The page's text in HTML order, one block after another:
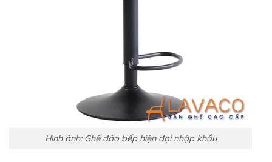
Hình ảnh: Ghế đảo bếp hiện đại nhập khẩu